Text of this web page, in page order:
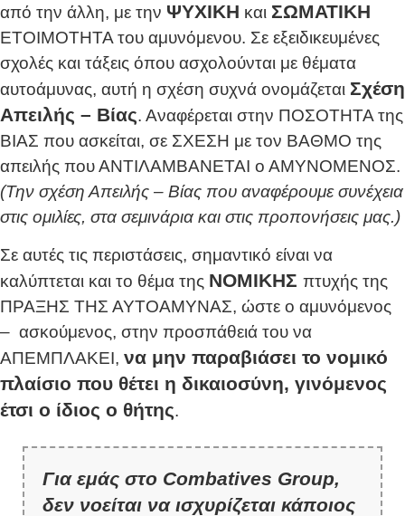
από την άλλη, με την ΨΥΧΙΚΗ και ΣΩΜΑΤΙΚΗ
ΕΤΟΙΜΟΤΗΤΑ του αμυνόμενου. Σε εξειδικευμένες
σχολές και τάξεις όπου ασχολούνται με θέματα
αυτοάμυνας, αυτή η σχέση συχνά ονομάζεται Σχέση
Απειλής – Βίας. Αναφέρεται στην ΠΟΣΟΤΗΤΑ της
ΒΙΑΣ που ασκείται, σε ΣΧΕΣΗ με τον ΒΑΘΜΟ της
απειλής που ΑΝΤΙΛΑΜΒΑΝΕΤΑΙ ο ΑΜΥΝΟΜΕΝΟΣ.
(Την σχέση Απειλής – Βίας που αναφέρουμε συνέχεια
στις ομιλίες, στα σεμινάρια και στις προπονήσεις μας.)
Σε αυτές τις περιστάσεις, σημαντικό είναι να
καλύπτεται και το θέμα της ΝΟΜΙΚΗΣ πτυχής της
ΠΡΑΞΗΣ ΤΗΣ ΑΥΤΟΑΜΥΝΑΣ, ώστε ο αμυνόμενος
– ασκούμενος, στην προσπάθειά του να
ΑΠΕΜΠΛΑΚΕΙ, να μην παραβιάσει το νομικό
πλαίσιο που θέτει η δικαιοσύνη, γινόμενος
έτσι ο ίδιος ο θήτης.
Για εμάς στο Combatives Group,
δεν νοείται να ισχυρίζεται κάποιος